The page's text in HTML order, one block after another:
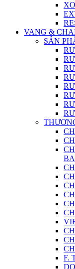
VANG &
SẢN
F.